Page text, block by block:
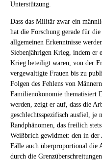
Unterstützung.
Dass das Militär zwar ein
hat die Forschung gerade für
allgemeinen Erkenntnisse
Siebenjährigen Krieg, indem er
Krieg beteiligt waren, von der
vergewaltigte Frauen bis zu
Folgen des Fehlens von
Familienökonomie thematisiert
werden, zeigt er auf, dass die
geschlechtsspezifisch ausfiel,
Randphänomen, das freilich
Weißbrich gewidmet: den in der
Fälle auch überproportional die
durch die